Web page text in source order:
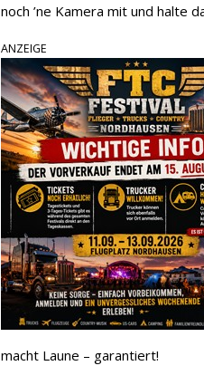
noch ’ne Kamera mit und halte
ANZEIGE
macht Laune – garantiert!